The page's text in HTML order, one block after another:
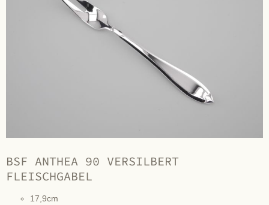
BSF ANTHEA 90 VERSILBERT
FLEISCHGABEL
17,9cm